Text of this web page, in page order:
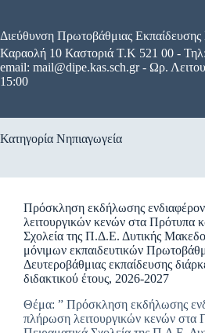
περιεχόμενο
Διεύθυνση Πρωτοβάθμιας Εκπαίδευσης
Καραολή 10 Καστοριά Τ.Κ 521 00 -
email: mail@dipe.kas.sch.gr - Ωρ.
15:00
Κατηγορία Νηπιαγωγεία
Πρόσκληση εκδήλωσης
λειτουργικών κενών στα Πρότυπα
Σχολεία της Π.Δ.Ε. Δυτικής
μόνιμων εκπαιδευτικών
Δευτεροβάθμιας εκπαίδευσης
διδακτικού έτους, 2026-2027
Θέμα: ” Πρόσκληση εκδήλωσης
πλήρωση λειτουργικών κενών στα